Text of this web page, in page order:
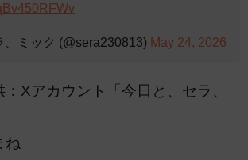
ミック (@sera230813) May 24, 2026
Xアカウント「今日と、セラ、
ね